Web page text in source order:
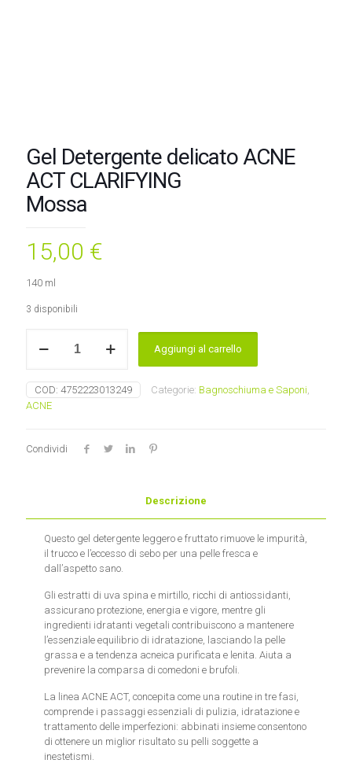
Gel Detergente delicato ACNE
ACT CLARIFYING
Mossa
15,00 €
140 ml
3 disponibili
Detergente
ACNE
ACT
CLARIFYING
Aggiungi al carrello
COD: 4752223013249 Categorie: Bagnoschiuma e Saponi,
ACNE
Condividi
Descrizione
Questo gel detergente leggero e fruttato rimuove le impurità,
il trucco e l’eccesso di sebo per una pelle fresca e
dall’aspetto sano.
Gli estratti di uva spina e mirtillo, ricchi di antiossidanti,
assicurano protezione, energia e vigore, mentre gli
ingredienti idratanti vegetali contribuiscono a mantenere
l’essenziale equilibrio di idratazione, lasciando la pelle
grassa e a tendenza acneica purificata e lenita. Aiuta a
prevenire la comparsa di comedoni e brufoli.
La linea ACNE ACT, concepita come una routine in tre fasi,
comprende i passaggi essenziali di pulizia, idratazione e
trattamento delle imperfezioni: abbinati insieme consentono
di ottenere un miglior risultato su pelli soggette a
inestetismi.